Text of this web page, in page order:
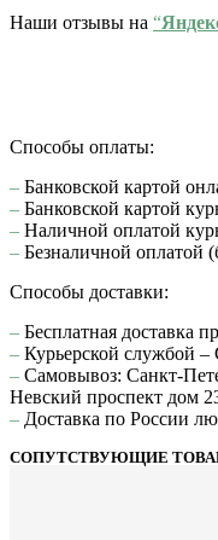
Наши отзывы на “
Способы оплаты:
– Банковской картой
– Банковской картой
– Наличной оплатой
– Безналичной оплатой
Способы доставки:
– Бесплатная доставка
– Курьерской службой
– Самовывоз: Санкт-
Невский проспект дом
– Доставка по России
СОПУТСТВУЮЩИЕ